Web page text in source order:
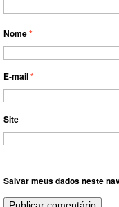
Nome*
E-mail*
Site
Salvar meus dados neste